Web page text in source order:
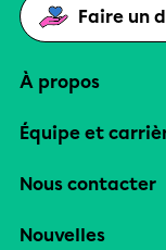
Faire un
À propos
Équipe et
Nous contacter
Nouvelles